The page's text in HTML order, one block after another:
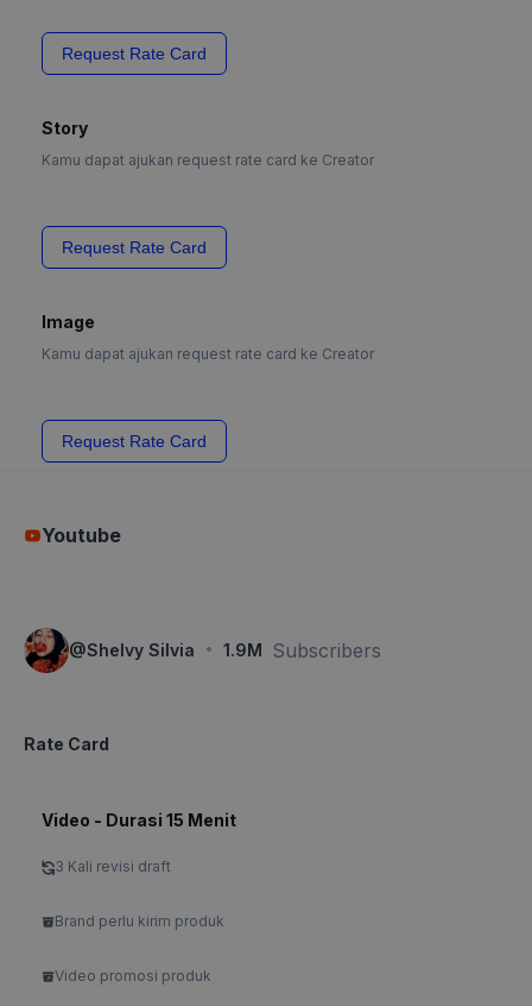
Request Rate Card
Story
Kamu dapat ajukan request rate card ke Creator
Request Rate Card
Image
Kamu dapat ajukan request rate card ke Creator
Request Rate Card
Youtube
@Shelvy Silvia · 1.9M Subscribers
Rate Card
Video - Durasi 15 Menit
3 Kali revisi draft
Brand perlu kirim produk
Video promosi produk